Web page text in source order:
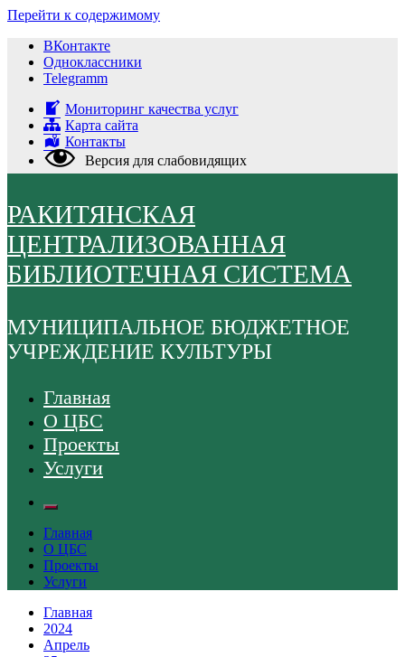
Перейти к содержимому
ВКонтакте
Одноклассники
Telegramm
Мониторинг качества услуг
Карта сайта
Контакты
Версия для слабовидящих
РАКИТЯНСКАЯ
ЦЕНТРАЛИЗОВАННАЯ
БИБЛИОТЕЧНАЯ СИСТЕМА
МУНИЦИПАЛЬНОЕ БЮДЖЕТНОЕ
УЧРЕЖДЕНИЕ КУЛЬТУРЫ
Главная
О ЦБС
Проекты
Услуги
Главная
О ЦБС
Проекты
Услуги
Главная
2024
Апрель